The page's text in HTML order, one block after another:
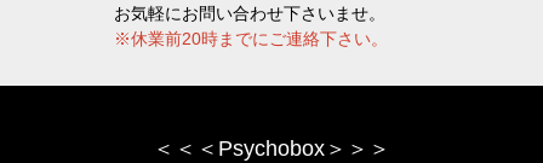
お気軽にお問い合わせ下さいませ。
※休業前20時までにご連絡下さい。
＜＜＜Psychobox＞＞＞